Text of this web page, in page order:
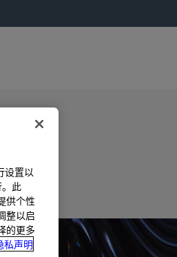
设置以
此
供个性
整以启
的更多
私声明